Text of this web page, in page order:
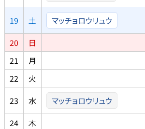
19 土
マッチョロウリュウ
20
日
21
月
22
火
23
水
マッチョロウリュウ
24
木